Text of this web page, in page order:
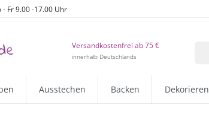
Fr 9.00 -17.00 Uhr
Versandkostenfrei ab 75 €
innerhalb Deutschlands
Ausstechen Backen Dekorieren